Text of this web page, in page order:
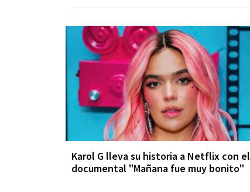
Karol G lleva su historia a Netflix con el
documental "Mañana fue muy bonito"​